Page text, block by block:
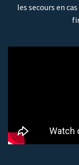
les secours en